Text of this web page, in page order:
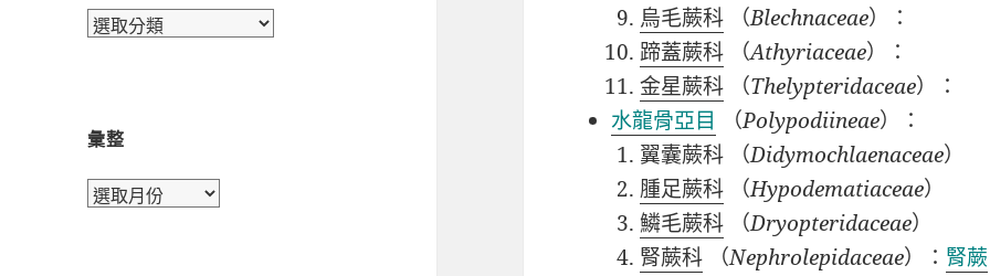
目
彙整
彙
烏毛蕨科
（Blechnaceae）：
蹄蓋蕨科
（Athyriaceae）：
金星蕨科
（Thelypteridaceae）：
水龍骨亞目
（Polypodiineae）：
翼囊蕨科
（Didymochlaenaceae）
腫足蕨科
（Hypodematiaceae）
鱗毛蕨科
（Dryopteridaceae）
腎蕨科
（Nephrolepidaceae）： 腎蕨